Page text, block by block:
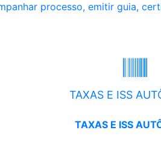
processo, emitir guia,
TAXAS E ISS
TAXAS E ISS